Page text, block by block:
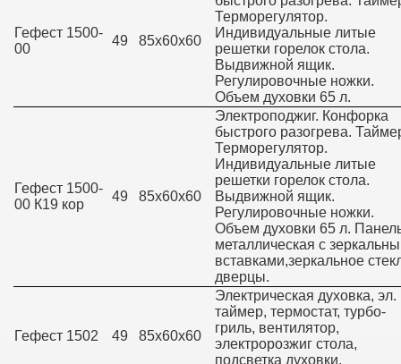
Гефест 1500-
00
49 85х60х60
Терморегулятор.
Индивидуальные литые
решетки горелок стола.
Выдвижной ящик.
Регулировочные ножки.
Объем духовки 65 л.
Гефест 1500-
00 К19 кор
49 85х60х60
Электроподжиг. Конфорка
быстрого разогрева.
Терморегулятор.
Индивидуальные литые
решетки горелок стола.
Выдвижной ящик.
Регулировочные ножки.
Объем духовки 65 л.
металлическая с
вставками,зеркальное
дверцы.
Гефест 1502 49 85х60х60
Электрическая духовка, эл.
таймер, термостат, турбо-
гриль, вентилятор,
электророзжиг стола,
подсветка духовки,